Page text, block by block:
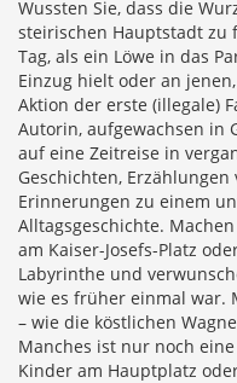
Wussten Sie, dass die
steirischen Hauptstadt zu
Tag, als ein Löwe in das
Einzug hielt oder an
Aktion der erste (illegale)
Autorin, aufgewachsen in
auf eine Zeitreise in
Geschichten,
Erinnerungen zu einem
Alltagsgeschichte.
am Kaiser-Josefs-Platz
Labyrinthe und
wie es früher einmal war.
– wie die köstlichen
Manches ist nur noch
Kinder am Hauptplatz